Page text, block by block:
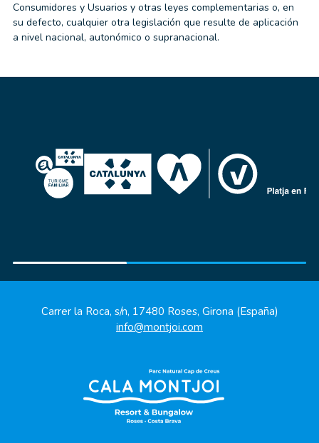
Consumidores y Usuarios y otras leyes complementarias o, en
su defecto, cualquier otra legislación que resulte de aplicación
a nivel nacional, autonómico o supranacional.
Carrer la Roca, s/n, 17480 Roses, Girona (España)
info@montjoi.com